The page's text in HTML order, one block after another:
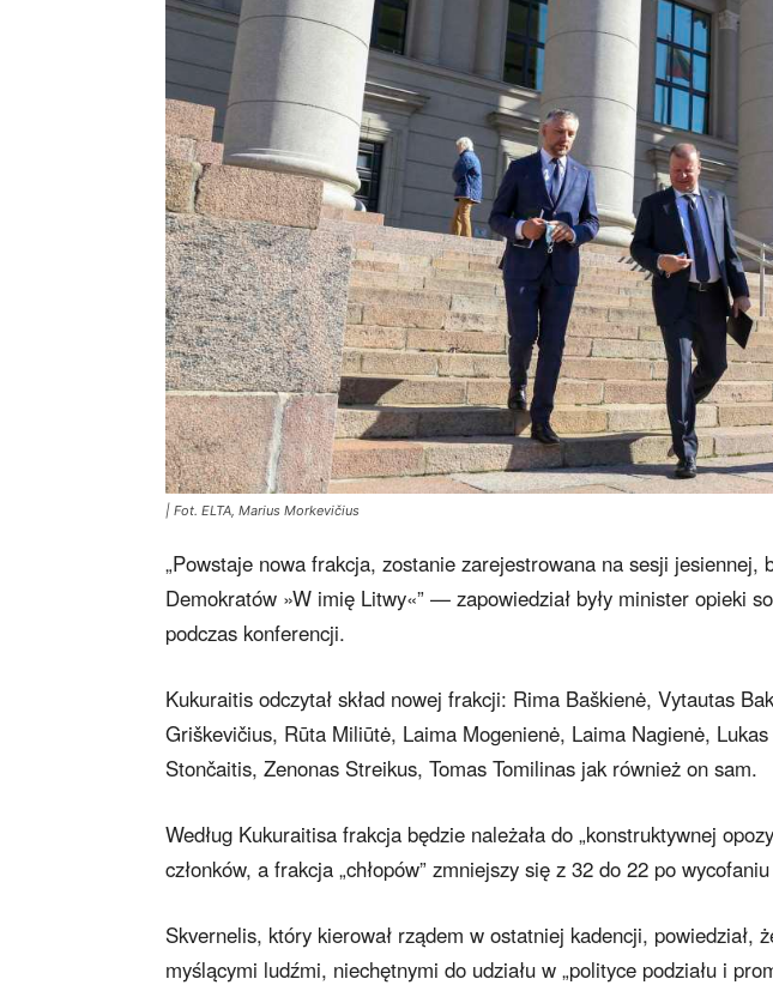
| Fot. ELTA, Marius Morkevičius
„Powstaje nowa frakcja, zostanie zarejestrowana na sesji jesiennej,
Demokratów »W imię Litwy«” — zapowiedział były minister opieki
podczas konferencji.
Kukuraitis odczytał skład nowej frakcji: Rima Baškienė, Vytautas
Griškevičius, Rūta Miliūtė, Laima Mogenienė, Laima Nagienė,
Stončaitis, Zenonas Streikus, Tomas Tomilinas jak również on sam.
Według Kukuraitisa frakcja będzie należała do „konstruktywnej
członków, a frakcja „chłopów” zmniejszy się z 32 do 22 po
Skvernelis, który kierował rządem w ostatniej kadencji, powiedział,
myślącymi ludźmi, niechętnymi do udziału w „polityce podziału i